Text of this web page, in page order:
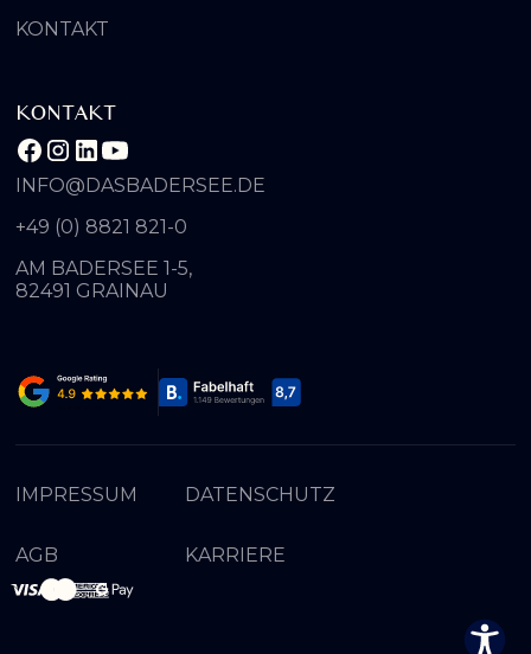
KONTAKT
KONTAKT
INFO@DASBADERSEE.DE
+49 (0) 8821 821-0
AM BADERSEE 1-5,
82491 GRAINAU
IMPRESSUM DATENSCHUTZ
AGB KARRIERE